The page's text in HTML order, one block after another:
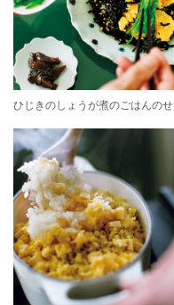
ひじきのしょうが煮のごはんのせ